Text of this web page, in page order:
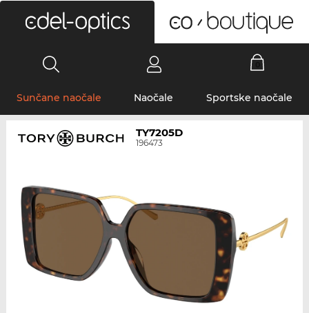
Sunčane naočale Naočale Sportske naočale
TY7205D
196473